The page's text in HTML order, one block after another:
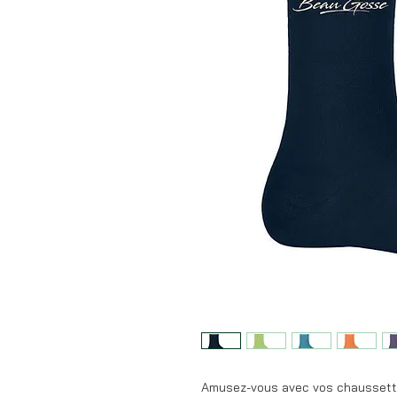
Amusez-vous avec vos